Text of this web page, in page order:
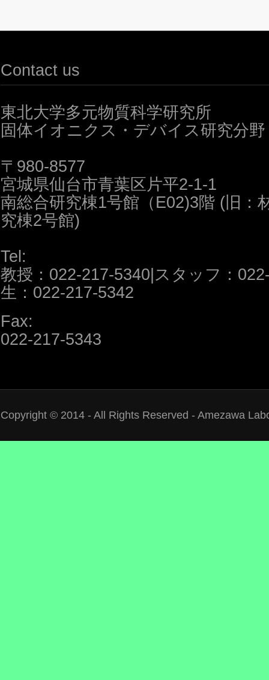
Contact us
東北大学多元物質科学研究所
固体イオニクス・デバイス研究分
〒980-8577
宮城県仙台市青葉区片平2-1-1
南総合研究棟1号館（E02)3階 (旧：
究棟2号館)
Tel:
教授：022-217-5340|スタッフ：
生：022-217-5342
Fax:
022-217-5343
Copyright © 2014 - All Rights Reserved - Amezawa